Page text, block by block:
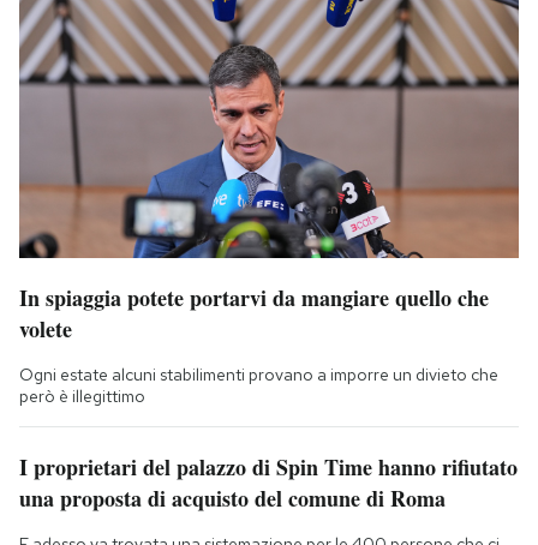
In spiaggia potete portarvi da mangiare quello che
volete
Ogni estate alcuni stabilimenti provano a imporre un divieto che
però è illegittimo
I proprietari del palazzo di Spin Time hanno rifiutato
una proposta di acquisto del comune di Roma